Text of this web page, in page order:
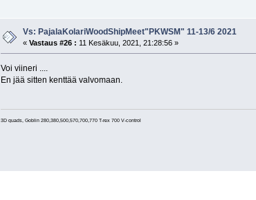
Vs: PajalaKolariWoodShipMeet"PKWSM" 11-13/6 2021
«Vastaus #26 : 11 Kesäkuu, 2021, 21:28:56 »
Voi viineri ....
En jää sitten kenttää valvomaan.
3D quads, Goblin 280,380,500,570,700,770 T-rex 700 V-control